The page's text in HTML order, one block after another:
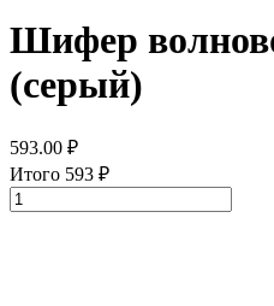
Шифер
(серый)
593.00 ₽
Итого 593 ₽